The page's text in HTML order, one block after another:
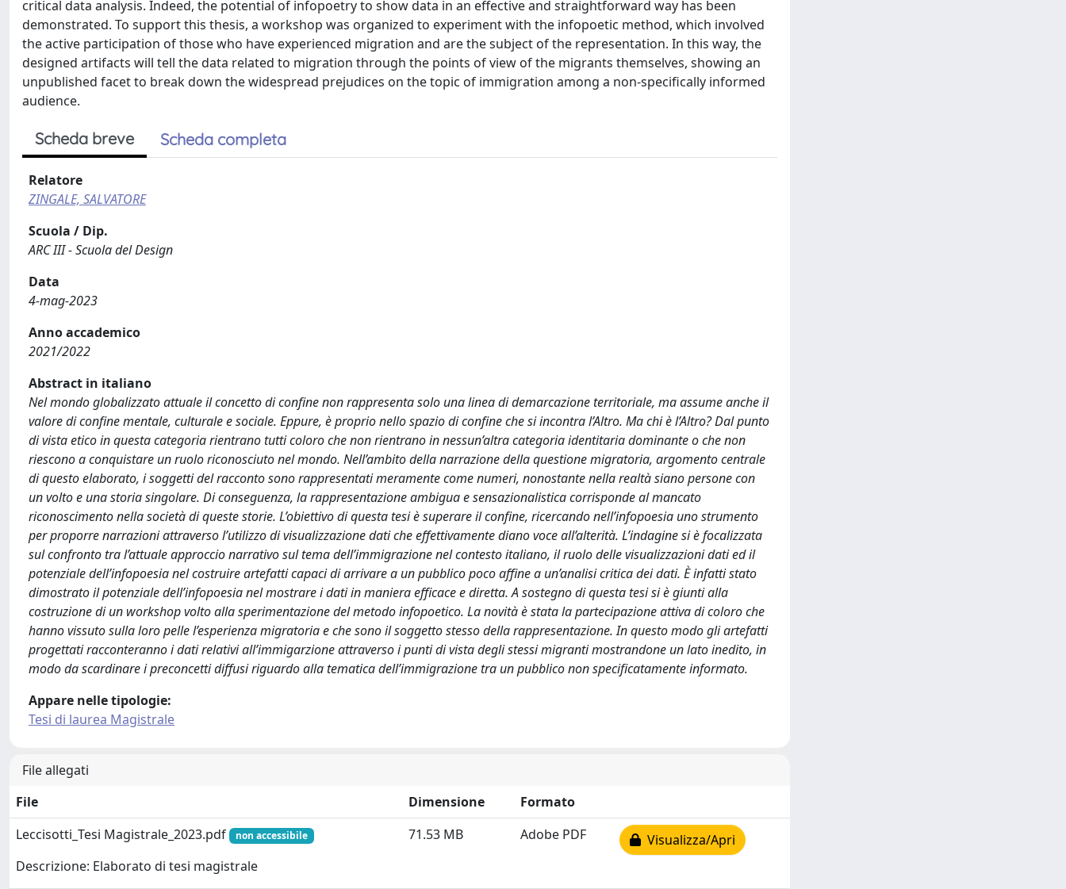
critical data analysis. Indeed, the potential of infopoetry to show data in an effective and straightforward way has been
demonstrated. To support this thesis, a workshop was organized to experiment with the infopoetic method, which involved
the active participation of those who have experienced migration and are the subject of the representation. In this way, the
designed artifacts will tell the data related to migration through the points of view of the migrants themselves, showing an
unpublished facet to break down the widespread prejudices on the topic of immigration among a non-specifically informed
audience.
Scheda breve Scheda completa
Relatore
ZINGALE, SALVATORE
Scuola / Dip.
ARC III - Scuola del Design
Data
4-mag-2023
Anno accademico
2021/2022
Abstract in italiano
Nel mondo globalizzato attuale il concetto di confine non rappresenta solo una linea di demarcazione territoriale, ma assume anche il
valore di confine mentale, culturale e sociale. Eppure, è proprio nello spazio di confine che si incontra l’Altro. Ma chi è l’Altro? Dal punto
di vista etico in questa categoria rientrano tutti coloro che non rientrano in nessun’altra categoria identitaria dominante o che non
riescono a conquistare un ruolo riconosciuto nel mondo. Nell’ambito della narrazione della questione migratoria, argomento centrale
di questo elaborato, i soggetti del racconto sono rappresentati meramente come numeri, nonostante nella realtà siano persone con
un volto e una storia singolare. Di conseguenza, la rappresentazione ambigua e sensazionalistica corrisponde al mancato
riconoscimento nella società di queste storie. L’obiettivo di questa tesi è superare il confine, ricercando nell’infopoesia uno strumento
per proporre narrazioni attraverso l’utilizzo di visualizzazione dati che effettivamente diano voce all’alterità. L’indagine si è focalizzata
sul confronto tra l’attuale approccio narrativo sul tema dell’immigrazione nel contesto italiano, il ruolo delle visualizzazioni dati ed il
potenziale dell’infopoesia nel costruire artefatti capaci di arrivare a un pubblico poco affine a un’analisi critica dei dati. È infatti stato
dimostrato il potenziale dell’infopoesia nel mostrare i dati in maniera efficace e diretta. A sostegno di questa tesi si è giunti alla
costruzione di un workshop volto alla sperimentazione del metodo infopoetico. La novità è stata la partecipazione attiva di coloro che
hanno vissuto sulla loro pelle l’esperienza migratoria e che sono il soggetto stesso della rappresentazione. In questo modo gli artefatti
progettati racconteranno i dati relativi all’immigarzione attraverso i punti di vista degli stessi migranti mostrandone un lato inedito, in
modo da scardinare i preconcetti diffusi riguardo alla tematica dell’immigrazione tra un pubblico non specificatamente informato.
Appare nelle tipologie:
Tesi di laurea Magistrale
File allegati
File
Dimensione
Formato
Leccisotti_Tesi Magistrale_2023.pdf
non accessibile
Descrizione: Elaborato di tesi magistrale
71.53 MB Adobe PDF Visualizza/Apri